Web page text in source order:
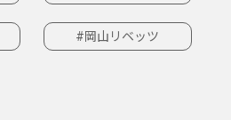
#岡山リベッツ